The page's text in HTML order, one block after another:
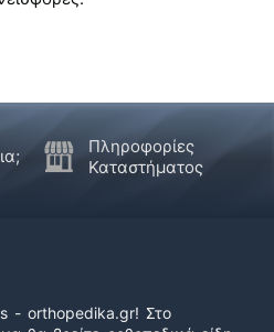
Πληροφορίες
Καταστήματος
- orthopedika.gr! Στο